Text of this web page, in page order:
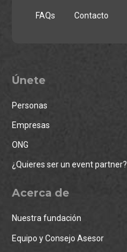
FAQs Contacto
Únete
Personas
Empresas
ONG
¿Quieres ser un event partner?
Acerca de
Nuestra fundación
Equipo y Consejo Asesor